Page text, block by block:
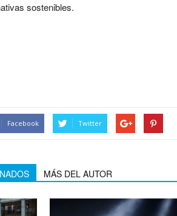
sostenibles.
Facebook Twitter
MÁS DEL AUTOR